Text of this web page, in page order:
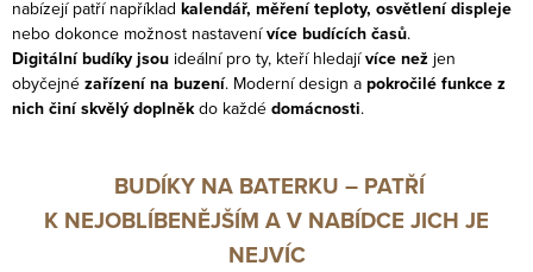
nabízejí patří například kalendář, měření teploty, osvětlení displeje
nebo dokonce možnost nastavenívíce budících časů.
Digitální budíky jsou ideální pro ty, kteří hledajívíce než jen
obyčejné zařízení na buzení. Moderní design a pokročilé funkce z
nich činí skvělý doplněkdo každé domácnosti.
BUDÍKY NA BATERKU – PATŘÍ
K NEJOBLÍBENĚJŠÍM A V NABÍDCE JICH JE
NEJVÍC